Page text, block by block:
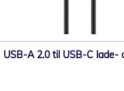
USB-A 2.0 til USB-C lade-